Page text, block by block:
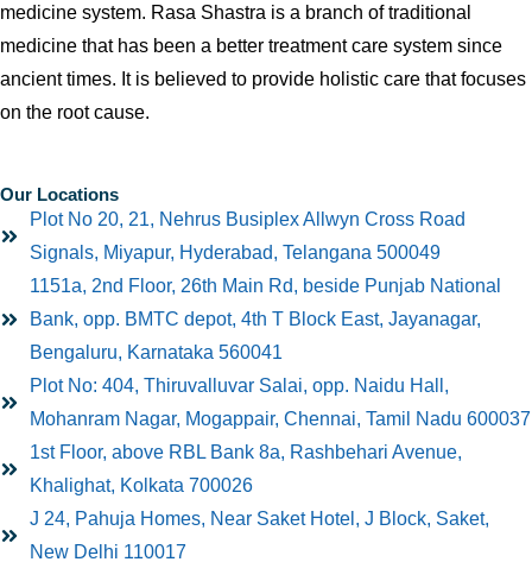
medicine system. Rasa Shastra is a branch of traditional
medicine that has been a better treatment care system since
ancient times. It is believed to provide holistic care that focuses
on the root cause.
Our Locations
Plot No 20, 21, Nehrus Busiplex Allwyn Cross Road
Signals, Miyapur, Hyderabad, Telangana 500049
1151a, 2nd Floor, 26th Main Rd, beside Punjab National
Bank, opp. BMTC depot, 4th T Block East, Jayanagar,
Bengaluru, Karnataka 560041
Plot No: 404, Thiruvalluvar Salai, opp. Naidu Hall,
Mohanram Nagar, Mogappair, Chennai, Tamil Nadu 600037
1st Floor, above RBL Bank 8a, Rashbehari Avenue,
Khalighat, Kolkata 700026
J 24, Pahuja Homes, Near Saket Hotel, J Block, Saket,
New Delhi 110017